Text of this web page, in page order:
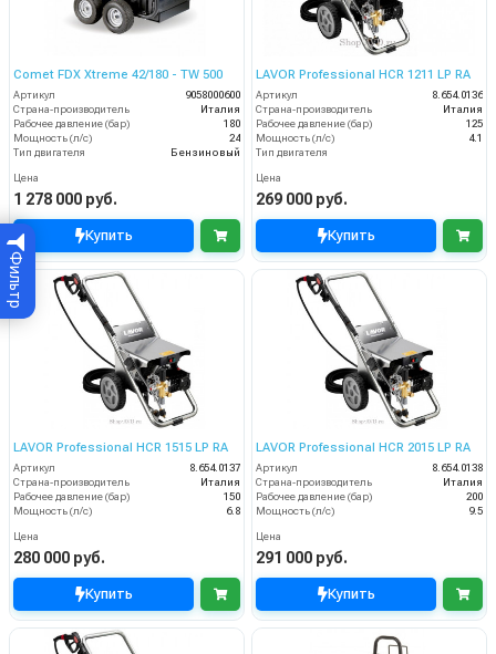
Фильтр
Comet FDX Xtreme 42/180 - TW 500
Артикул
9058000600
Страна-производитель
Италия
Рабочее давление (бар)
180
Мощность (л/с)
24
Тип двигателя
Бензиновый
Цена
1 278 000 руб.
Купить
LAVOR Professional HCR 1211 LP RA
Артикул
8.654.0136
Страна-производитель
Италия
Рабочее давление (бар)
125
Мощность (л/с)
4.1
Тип двигателя
Цена
269 000 руб.
Купить
LAVOR Professional HCR 1515 LP RA
Артикул
8.654.0137
Страна-производитель
Италия
Рабочее давление (бар)
150
Мощность (л/с)
6.8
Цена
280 000 руб.
Купить
LAVOR Professional HCR 2015 LP RA
Артикул
8.654.0138
Страна-производитель
Италия
Рабочее давление (бар)
200
Мощность (л/с)
9.5
Цена
291 000 руб.
Купить